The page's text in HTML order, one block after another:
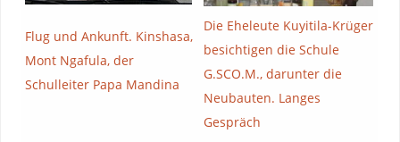
Flug und Ankunft. Kinshasa,
Mont Ngafula, der
Schulleiter Papa Mandina
Die Eheleute Kuyitila-Krüger
besichtigen die Schule
G.SCO.M., darunter die
Neubauten. Langes
Gespräch